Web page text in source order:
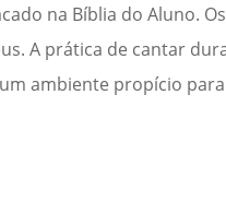
na Bíblia do Aluno.
A prática de cantar
ambiente propício